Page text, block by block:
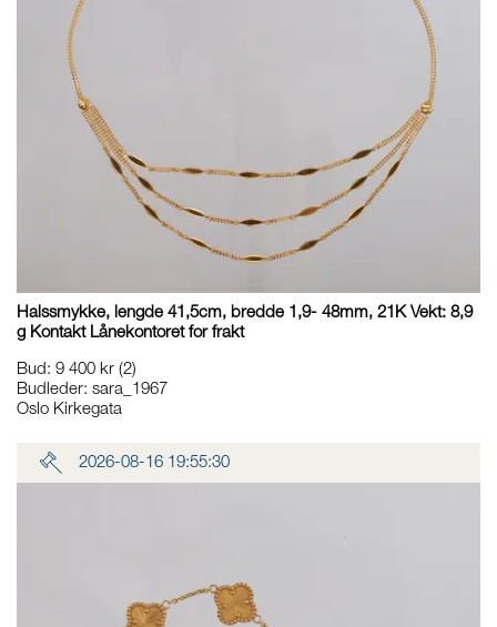
Halssmykke, lengde 41,5cm, bredde 1,9- 48mm, 21K Vekt: 8,9
g Kontakt Lånekontoret for frakt
Bud: 9 400 kr (2)
Budleder: sara_1967
Oslo Kirkegata
2026-08-16 19:55:30